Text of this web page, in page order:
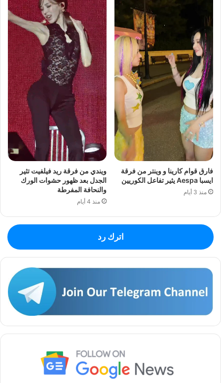
فارق قوام كارينا و وينتر من فرقة
ايسبا Aespa يثير تفاعل الكوريين
منذ 3 أيام
ويندي من فرقة ريد فيلفيت تثير
الجدل بعد ظهور حشوات الورك
والنحافة المفرطة
منذ 4 أيام
اترك رد